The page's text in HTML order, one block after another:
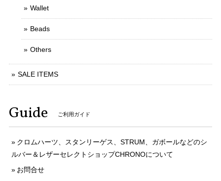
Wallet
Beads
Others
SALE ITEMS
Guide ご利用ガイド
クロムハーツ、スタンリーゲス、STRUM、ガボールなどのシ
ルバー＆レザーセレクトショップCHRONOについて
お問合せ